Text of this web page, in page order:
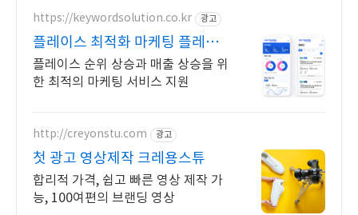
https://keywordsolution.co.kr 광고
플레이스 최적화 마케팅 플레이
스 순위 광고 전문
플레이스 순위 상승과 매출 상승을 위
한 최적의 마케팅 서비스 지원
http://creyonstu.com 광고
첫 광고 영상제작 크레용스튜
합리적 가격, 쉽고 빠른 영상 제작 가
능, 100여편의 브랜딩 영상